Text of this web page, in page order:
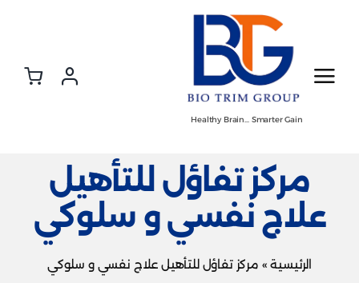
Healthy Brain… Smarter Gain
مركز تفاؤل للتأهيل
علاج نفسي و سلوكي
الرئيسية» مركز تفاؤل للتأهيل علاج نفسي و سلوكي